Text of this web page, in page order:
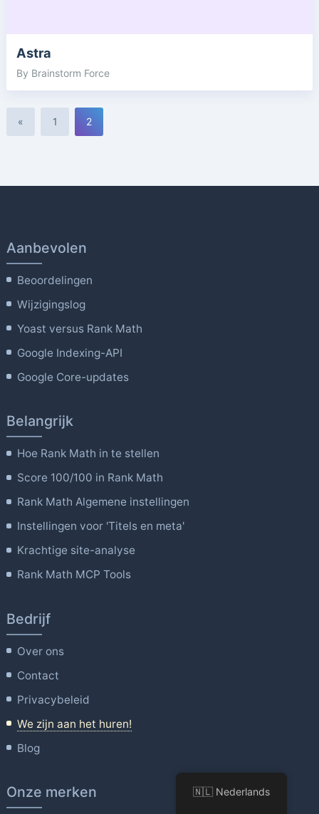
Astra
By Brainstorm Force
« 1 2
Aanbevolen
Beoordelingen
Wijzigingslog
Yoast versus Rank Math
Google Indexing-API
Google Core-updates
Belangrijk
Hoe Rank Math in te stellen
Score 100/100 in Rank Math
Rank Math Algemene instellingen
Instellingen voor 'Titels en meta'
Krachtige site-analyse
Rank Math MCP Tools
Bedrijf
Over ons
Contact
Privacybeleid
We zijn aan het huren!
Blog
Onze merken 🇳🇱 Nederlands